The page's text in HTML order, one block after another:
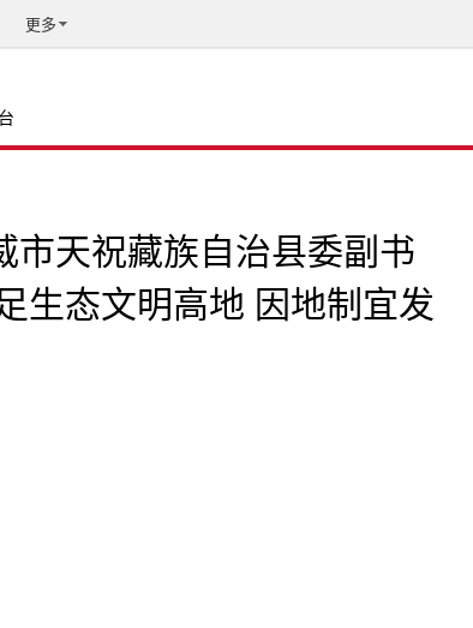
更多
市天祝藏族自治县委副书
生态文明高地 因地制宜发